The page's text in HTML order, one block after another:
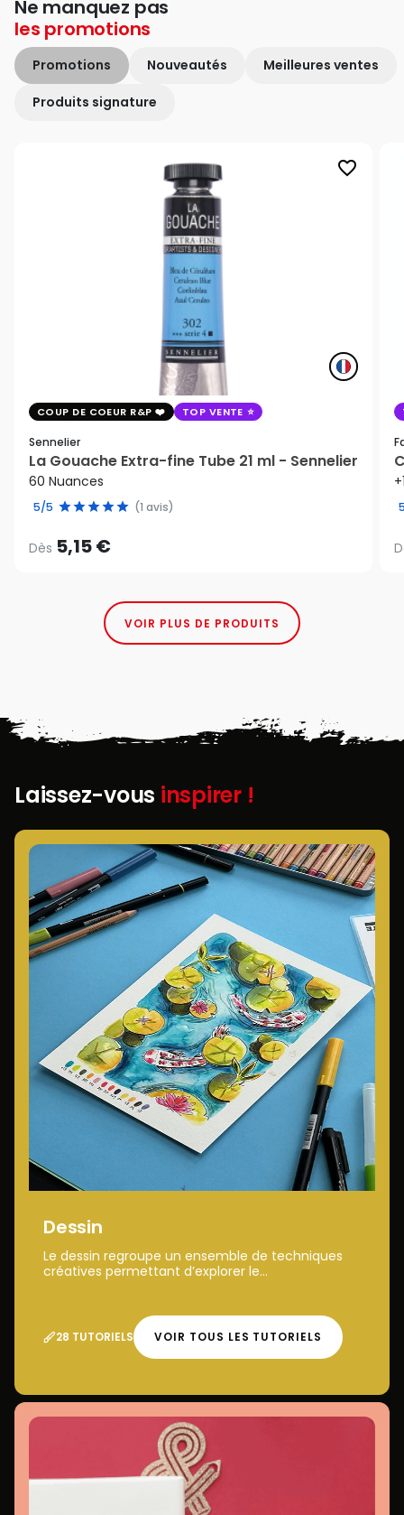
Ne manquez pas
les promotions
Promotions Nouveautés Meilleures ventes
Produits signature
favorite_border
COUP DE COEUR R&P TOP VENTE
Sennelier
La Gouache Extra-fine Tube 21 ml - Sennelier
60 Nuances
5/5 (1 avis)
Dès 5,15 €
VOIR PLUS DE PRODUITS
Laissez-vous inspirer !
Dessin
Le dessin regroupe un ensemble de techniques
créatives permettant d’explorer le...
28 TUTORIELS VOIR TOUS LES TUTORIELS